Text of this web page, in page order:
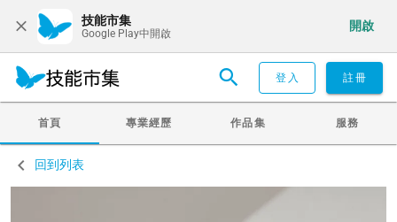
技能市集
Google Play中開啟
開啟
登入 註冊
首頁 專業經歷 作品集 服務
回到列表